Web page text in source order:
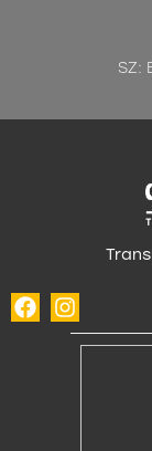
SZ: